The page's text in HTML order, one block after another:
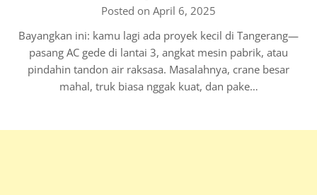
Posted on April 6, 2025
Bayangkan ini: kamu lagi ada proyek kecil di Tangerang—
pasang AC gede di lantai 3, angkat mesin pabrik, atau
pindahin tandon air raksasa. Masalahnya, crane besar
mahal, truk biasa nggak kuat, dan pake…